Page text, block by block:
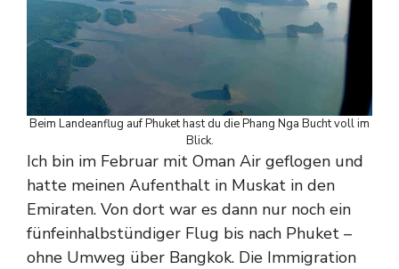
Beim Landeanflug auf Phuket hast du die Phang Nga Bucht voll im
Blick.
Ich bin im Februar mit Oman Air geflogen und
hatte meinen Aufenthalt in Muskat in den
Emiraten. Von dort war es dann nur noch ein
fünfeinhalbstündiger Flug bis nach Phuket –
ohne Umweg über Bangkok. Die Immigration